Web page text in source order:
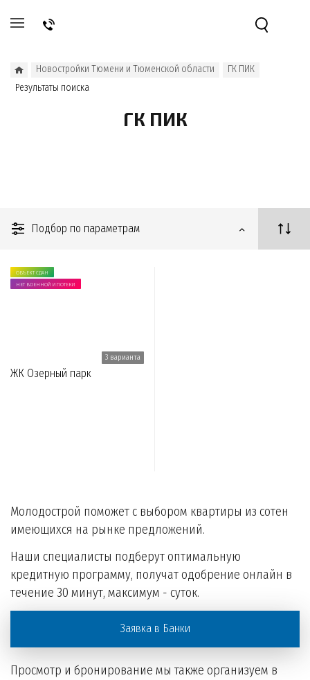
Новостройки Тюмени и Тюменской области
ГК ПИК
Результаты поиска
ГК ПИК
Подбор по параметрам
ОБЪЕКТ СДАН
НЕТ ВОЕННОЙ ИПОТЕКИ
3 варианта
ЖК Озерный парк
Молодострой поможет с выбором квартиры из сотен
имеющихся на рынке предложений.
Наши специалисты подберут оптимальную
кредитную программу, получат одобрение онлайн в
течение 30 минут, максимум - суток.
Заявка в Банки
Просмотр и бронирование мы также организуем в